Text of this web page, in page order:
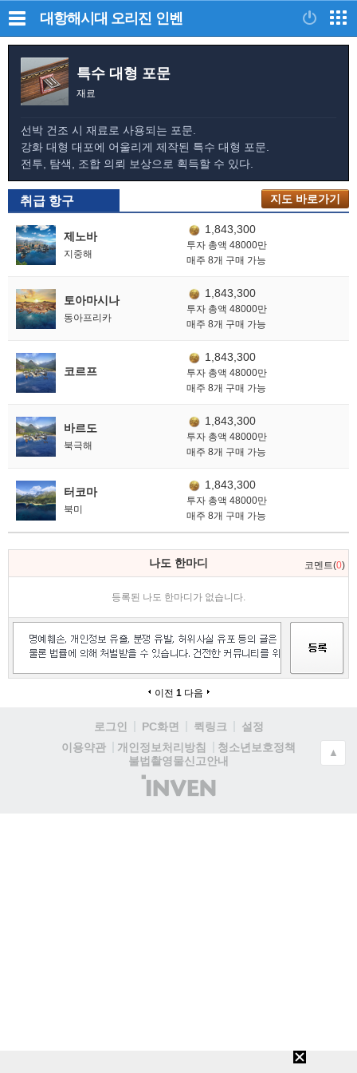
대항해시대 오리진 인벤
특수 대형 포문
재료
선박 건조 시 재료로 사용되는 포문.
강화 대형 대포에 어울리게 제작된 특수 대형 포문.
전투, 탐색, 조합 의뢰 보상으로 획득할 수 있다.
취급 항구 지도 바로가기
제노바
지중해
1,843,300
투자 총액 48000만
매주 8개 구매 가능
토아마시나
동아프리카
1,843,300
투자 총액 48000만
매주 8개 구매 가능
코르프
1,843,300
투자 총액 48000만
매주 8개 구매 가능
바르도
북극해
1,843,300
투자 총액 48000만
매주 8개 구매 가능
터코마
북미
1,843,300
투자 총액 48000만
매주 8개 구매 가능
나도 한마디 코멘트(0)
등록된 나도 한마디가 없습니다.
이전 1 다음
로그인 PC화면 퀵링크
설정
이용약관
개인정보처리방침
청소년보호정책
불법촬영물신고안내
(주)
인
▲